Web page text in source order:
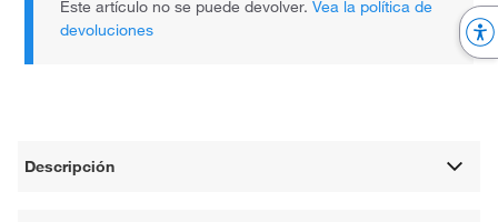
Este artículo no se puede devolver.Vea la política de
devoluciones
Descripción